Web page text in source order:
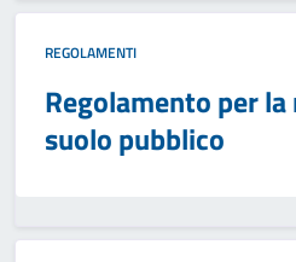
REGOLAMENTI
Regolamento per
suolo pubblico